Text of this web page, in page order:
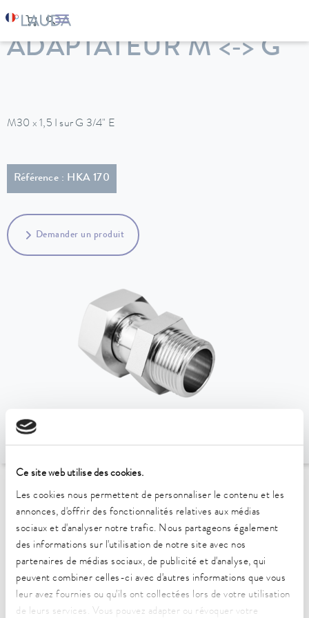
Ce site web utilise des cookies.
Les cookies nous permettent de personnaliser le contenu et les
annonces, d'offrir des fonctionnalités relatives aux médias
sociaux et d'analyser notre trafic. Nous partageons également
des informations sur l'utilisation de notre site avec nos
partenaires de médias sociaux, de publicité et d'analyse, qui
peuvent combiner celles-ci avec d'autres informations que vous
leur avez fournies ou qu'ils ont collectées lors de votre utilisation
de leurs services. Vous pouvez adapter ou révoquer votre
LAUDA Appareils de thermorégulation
ADAPTATEUR M <-> G
M30 x 1,5 I sur G 3/4" E
Référence : HKA 170
Demander un produit
Vers l'aperçu des accessoires
Caractéristiques techniques
(selon DIN 12876)
Matériau